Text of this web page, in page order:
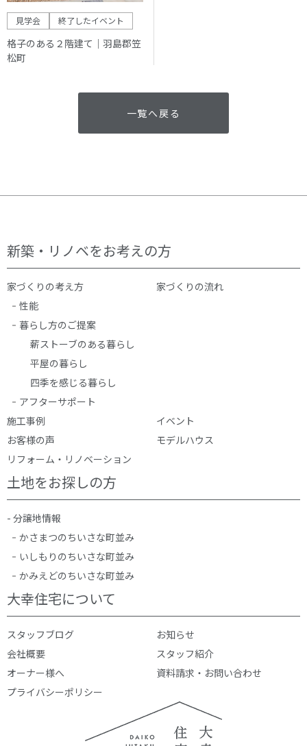
見学会 終了したイベント
格子のある２階建て｜羽島郡笠
松町
一覧へ戻る
新築・リノベをお考えの方
家づくりの考え方
性能
暮らし方のご提案
薪ストーブのある暮らし
平屋の暮らし
四季を感じる暮らし
アフターサポート
家づくりの流れ
施工事例
イベント
お客様の声
モデルハウス
リフォーム・リノベーション
土地をお探しの方
- 分譲地情報
かさまつのちいさな町並み
いしもりのちいさな町並み
かみえどのちいさな町並み
大幸住宅について
スタッフブログ
お知らせ
会社概要
スタッフ紹介
オーナー様へ
資料請求・お問い合わせ
プライバシーポリシー